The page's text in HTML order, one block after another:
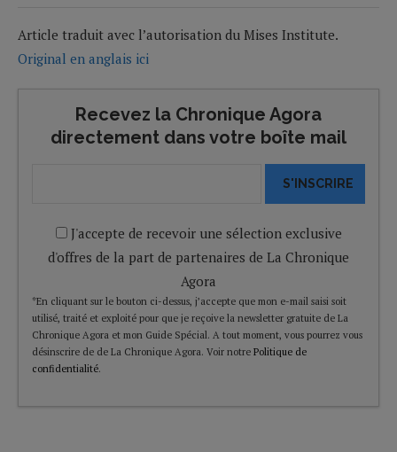
Article traduit avec l’autorisation du Mises Institute.
Original en anglais ici
Recevez la Chronique Agora
directement dans votre boîte mail
S'INSCRIRE
J'accepte de recevoir une sélection exclusive
d'offres de la part de partenaires de La Chronique
Agora
*En cliquant sur le bouton ci-dessus, j’accepte que mon e-mail saisi soit
utilisé, traité et exploité pour que je reçoive la newsletter gratuite de La
Chronique Agora et mon Guide Spécial. A tout moment, vous pourrez vous
désinscrire de de La Chronique Agora. Voir notre Politique de
confidentialité.